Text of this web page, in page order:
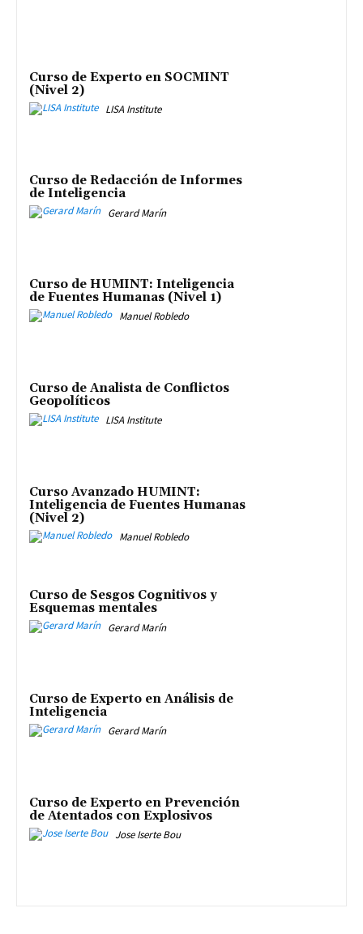
Curso de Experto en SOCMINT
(Nivel 2)
LISA Institute
Curso de Redacción de Informes
de Inteligencia
Gerard Marín
Curso de HUMINT: Inteligencia
de Fuentes Humanas (Nivel 1)
Manuel Robledo
Curso de Analista de Conflictos
Geopolíticos
LISA Institute
Curso Avanzado HUMINT:
Inteligencia de Fuentes Humanas
(Nivel 2)
Manuel Robledo
Curso de Sesgos Cognitivos y
Esquemas mentales
Gerard Marín
Curso de Experto en Análisis de
Inteligencia
Gerard Marín
Curso de Experto en Prevención
de Atentados con Explosivos
Jose Iserte Bou